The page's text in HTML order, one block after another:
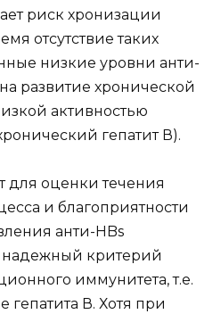
риск хронизации
отсутствие таких
низкие уровни анти-
развитие хронической
активностью
гепатит В).
для оценки течения
и благоприятности
анти-HBs
надежный критерий
иммунитета, т.е.
гепатита В. Хотя при